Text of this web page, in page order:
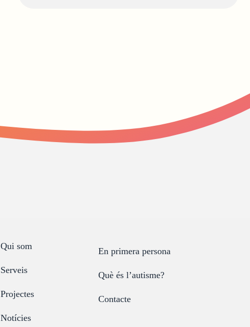
Qui som
Serveis
Projectes
Notícies
En primera persona
Què és l’autisme?
Contacte